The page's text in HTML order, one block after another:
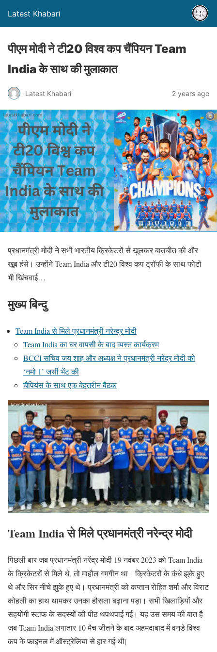
Latest Khabari
पीएम मोदी ने टी20 विश्व कप चैंपियन Team
India के साथ की मुलाकात
Latest Khabari 2 years ago
प्रधानमंत्री मोदी ने सभी भारतीय क्रिकेटरों से खुलकर बातचीत की और
खूब हंसे। उन्होंने Team India और टी20 विश्व कप ट्रॉफी के साथ फोटो
भी खिंचवाई…
मुख्य बिन्दु
Team India से मिले प्रधानमंत्री नरेन्द्र मोदी
Team India का घर वापसी के बाद व्यस्त कार्यक्रम
BCCI सचिव जय शाह और अध्यक्ष ने प्रधानमंत्री नरेंद्र मोदी को
‘नमो 1’ जर्सी भेंट की
चैंपियंस के साथ एक बेहतरीन बैठक
Team India से मिले प्रधानमंत्री नरेन्द्र मोदी
पिछली बार जब प्रधानमंत्री नरेंद्र मोदी 19 नवंबर 2023 को Team India
के क्रिकेटरों से मिले थे, तो माहौल गमगीन था। क्रिकेटरों के कंधे झुके हुए
थे और सिर नीचे झुके हुए थे। प्रधानमंत्री को कप्तान रोहित शर्मा और विराट
कोहली का हाथ थामकर उनका हौसला बढ़ाना पड़ा। सभी खिलाड़ियों और
सहयोगी स्टाफ के सदस्यों की पीठ थपथपाई गई। यह उस समय की बात है
जब Team India लगातार 10 मैच जीतने के बाद अहमदाबाद में वनडे विश्व
कप के फाइनल में ऑस्ट्रेलिया से हार गई थी|